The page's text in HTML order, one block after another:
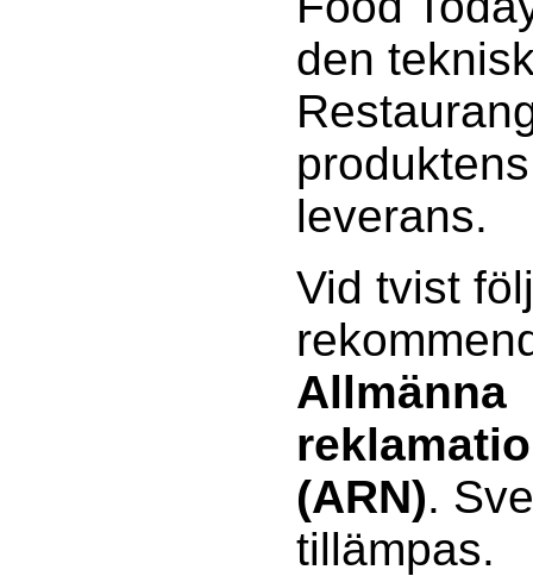
den
leverans.
Vid tvist
Allmänna
(ARN).
tillämpas.